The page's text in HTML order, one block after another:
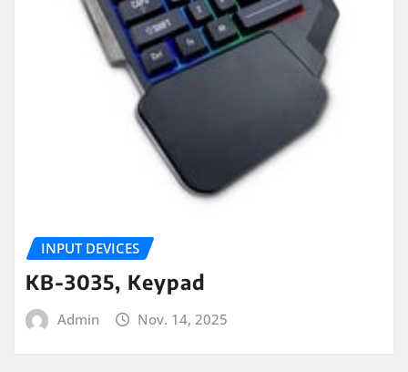
INPUT DEVICES
KB-3035, Keypad
Admin Nov. 14, 2025